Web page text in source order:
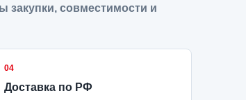
закупки, совместимости и
04
Доставка по РФ